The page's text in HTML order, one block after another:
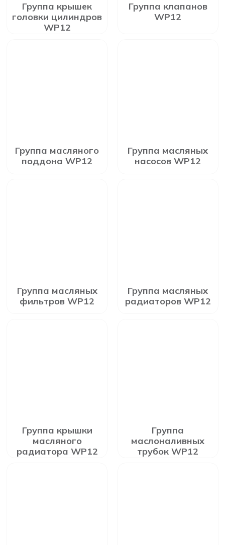
Группа крышек
головки цилиндров
WP12
Группа клапанов
WP12
Группа масляного
поддона WP12
Группа масляных
насосов WP12
Группа масляных
фильтров WP12
Группа масляных
радиаторов WP12
Группа крышки
масляного
радиатора WP12
Группа
маслоналивных
трубок WP12